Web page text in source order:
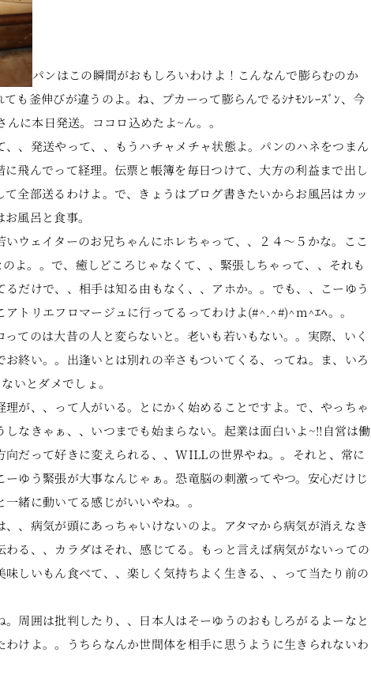
パンはこの瞬間がおもしろいわけよ！こんなんで膨らむのか
も釜伸びが違うのよ。ね、プカーって膨らんでるｼﾅﾓﾝﾚｰｽﾞﾝ、今
に本日発送。ココロ込めたよ~ん。。
、発送やって、、もうハチャメチャ状態よ。パンのハネをつまん
飛んでって経理。伝票と帳簿を毎日つけて、大方の利益まで出し
全部送るわけよ。で、きょうはブログ書きたいからお風呂はカッ
風呂と食事。
ウェイターのお兄ちゃんにホレちゃって、、２４～５かな。ここ
よ。。で、癒しどころじゃなくて、、緊張しちゃって、、それも
だけで、、相手は知る由もなく、、アホか。。でも、、こーゆう
トリエフロマージュに行ってるってわけよ(#^.^#)^m^ｴﾍ。。
てのは大昔の人と変らないと。老いも若いもない。。実際、いく
終い。。出逢いとは別れの辛さもついてくる、ってね。ま、いろ
いとダメでしょ。
が、、って人がいる。とにかく始めることですよ。で、やっちゃ
なきゃぁ、、いつまでも始まらない。起業は面白いよ~!!自営は働
だって好きに変えられる、、WILLの世界やね。。それと、常に
ゆう緊張が大事なんじゃぁ。恐竜脳の刺激ってやつ。安心だけじ
緒に動いてる感じがいいやね。。
、病気が頭にあっちゃいけないのよ。アタマから病気が消えなき
る、、カラダはそれ、感じてる。もっと言えば病気がないっての
しいもん食べて、、楽しく気持ちよく生きる、、って当たり前の
周囲は批判したり、、日本人はそーゆうのおもしろがるよーなと
けよ。。うちらなんか世間体を相手に思うように生きられないわ